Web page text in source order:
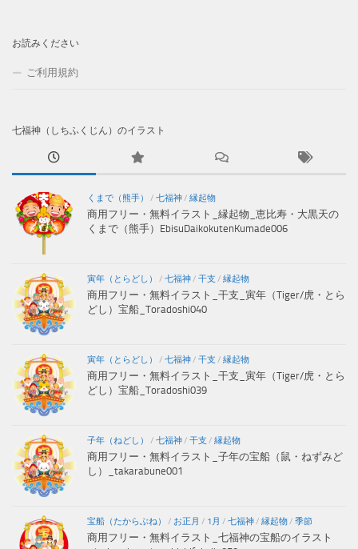
お読みください
ご利用規約
七福神（しちふくじん）のイラスト
くまで（熊手） / 七福神/ 縁起物
商用フリー・無料イラスト_縁起物_恵比寿・大黒天の
くまで（熊手）EbisuDaikokutenKumade006
寅年（とらどし） / 七福神/ 干支 / 縁起物
商用フリー・無料イラスト_干支_寅年（Tiger/虎・とら
どし）宝船_Toradoshi040
寅年（とらどし） / 七福神/ 干支 / 縁起物
商用フリー・無料イラスト_干支_寅年（Tiger/虎・とら
どし）宝船_Toradoshi039
子年（ねどし） / 七福神/ 干支 / 縁起物
商用フリー・無料イラスト_子年の宝船（鼠・ねずみど
し）_takarabune001
宝船（たからぶね） / お正月 / 1月 / 七福神/ 縁起物/ 季節
商用フリー・無料イラスト_七福神の宝船のイラスト